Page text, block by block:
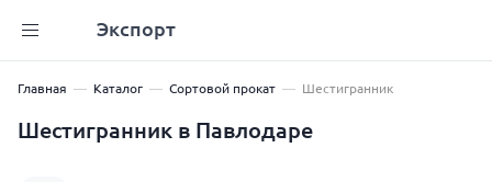
Экспорт
Главная Каталог Сортовой прокат Шестигранник
Шестигранник в Павлодаре